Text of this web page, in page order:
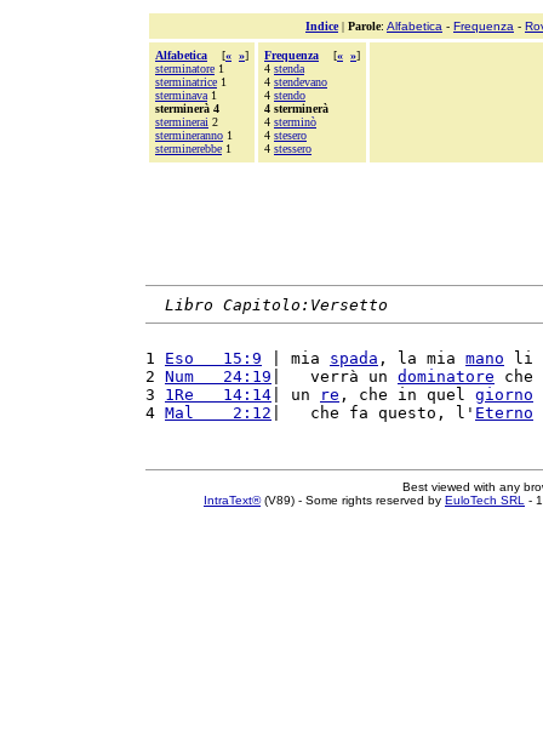
Indice| Parole: Alfabetica - Frequenza -
Alfabetica [« »]
sterminatore 1
sterminatrice 1
sterminava 1
sterminerà 4
sterminerai 2
stermineranno 1
sterminerebbe 1
Frequenza [« »]
4 stenda
4 stendevano
4 stendo
4 sterminerà
4 sterminò
4 stesero
4 stessero
Libro Capitolo:Versetto
1 Eso   15:9 | mia spada , la mia mano li
2 Num   24:19 |   verrà un dominatore che
3 1Re   14:14 | un re , che in quel giorno
4 Mal    2:12 |   che fa questo, l' Eterno
Best viewed with any
IntraText®(V89) - Some rights reserved by EuloTech SRL -